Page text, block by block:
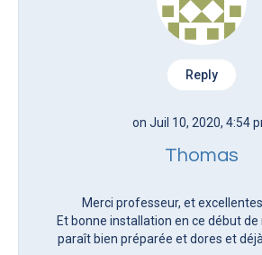
Reply
on Juil 10, 2020, 4:54
Thomas
Merci professeur, et
Et bonne installation en ce début
paraît bien préparée et dores et